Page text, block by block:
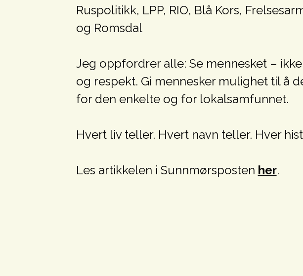
Ruspolitikk, LPP, RIO, Blå Kors,
og Romsdal
Jeg oppfordrer alle: Se mennesket –
og respekt. Gi mennesker mulighet til å
for den enkelte og for lokalsamfunnet.
Hvert liv teller. Hvert navn teller. Hver
Les artikkelen i Sunnmørsposten her.